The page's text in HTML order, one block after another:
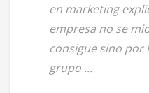
en marketing
empresa no se
consigue sino por
grupo ...